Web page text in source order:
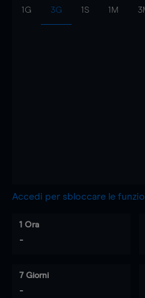
1G 3G 1S 1M
Accedi per sbloccare le
1 Ora
-
7 Giorni
-